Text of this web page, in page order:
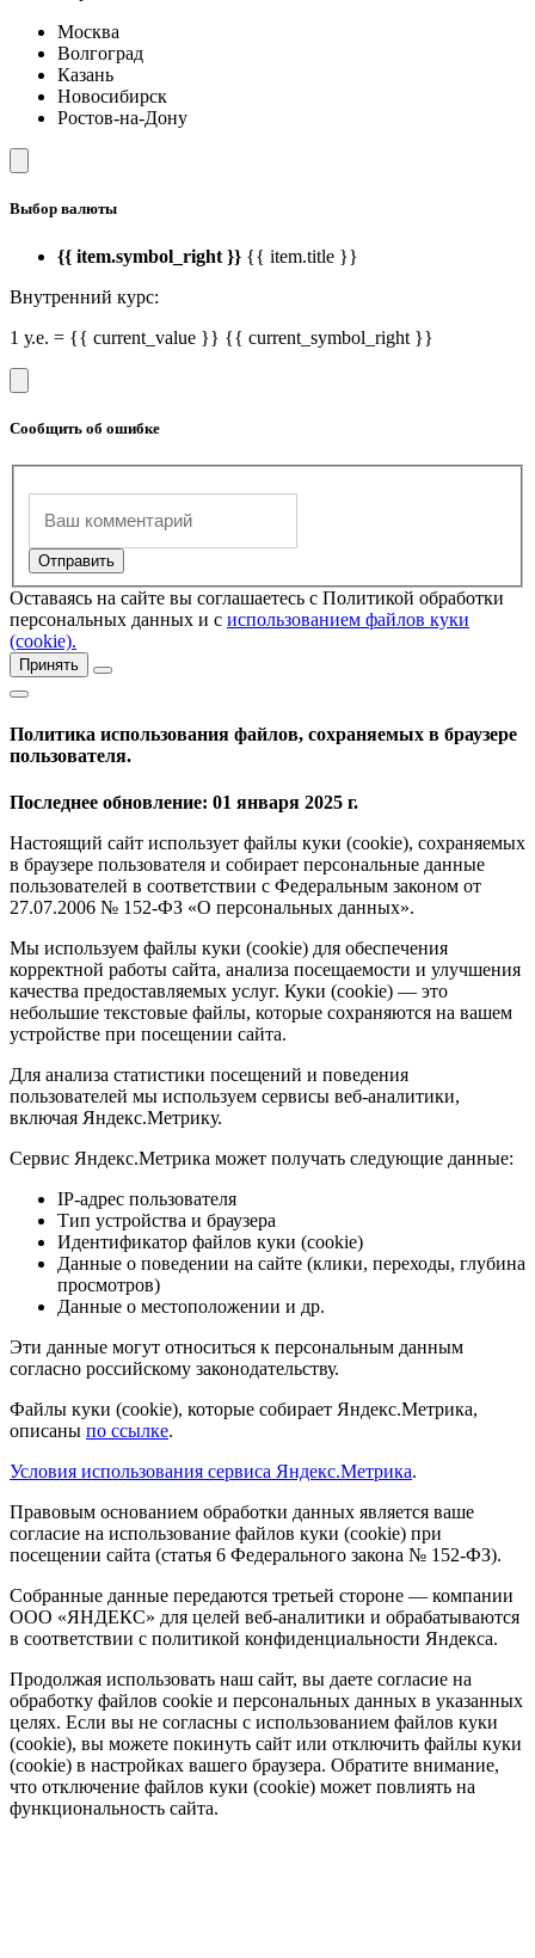
Москва
Волгоград
Казань
Новосибирск
Ростов-на-Дону
Выбор валюты
{{ item.symbol_right }} {{ item.title }}
Внутренний курс:
1 у.е. = {{ current_value }} {{ current_symbol_right }}
Сообщить об ошибке
Оставаясь на сайте вы соглашаетесь с Политикой обработки
персональных данных и с использованием файлов куки
(cookie).
Принять
Политика использования файлов, сохраняемых в браузере
пользователя.
Последнее обновление: 01 января 2025 г.
Настоящий сайт использует файлы куки (cookie), сохраняемых
в браузере пользователя и собирает персональные данные
пользователей в соответствии с Федеральным законом от
27.07.2006 № 152-ФЗ «О персональных данных».
Мы используем файлы куки (cookie) для обеспечения
корректной работы сайта, анализа посещаемости и улучшения
качества предоставляемых услуг. Куки (cookie) — это
небольшие текстовые файлы, которые сохраняются на вашем
устройстве при посещении сайта.
Для анализа статистики посещений и поведения
пользователей мы используем сервисы веб-аналитики,
включая Яндекс.Метрику.
Сервис Яндекс.Метрика может получать следующие данные:
IP-адрес пользователя
Тип устройства и браузера
Идентификатор файлов куки (cookie)
Данные о поведении на сайте (клики, переходы, глубина
просмотров)
Данные о местоположении и др.
Эти данные могут относиться к персональным данным
согласно российскому законодательству.
Файлы куки (cookie), которые собирает Яндекс.Метрика,
описаны по ссылке.
Условия использования сервиса Яндекс.Метрика.
Правовым основанием обработки данных является ваше
согласие на использование файлов куки (cookie) при
посещении сайта (статья 6 Федерального закона № 152-ФЗ).
Собранные данные передаются третьей стороне — компании
ООО «ЯНДЕКС» для целей веб-аналитики и обрабатываются
в соответствии с политикой конфиденциальности Яндекса.
Продолжая использовать наш сайт, вы даете согласие на
обработку файлов cookie и персональных данных в указанных
целях. Если вы не согласны с использованием файлов куки
(cookie), вы можете покинуть сайт или отключить файлы куки
(cookie) в настройках вашего браузера. Обратите внимание,
что отключение файлов куки (cookie) может повлиять на
функциональность сайта.